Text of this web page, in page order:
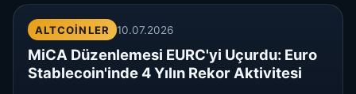
ALTCOINLER 10.07.2026
MiCA Düzenlemesi EURC'yi Uçurdu: Euro
Stablecoin'inde 4 Yılın Rekor Aktivitesi